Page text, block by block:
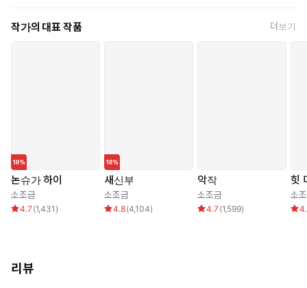
“일단 이곳에서 지내세요. 다만 하나, 명령을 따를 것이 있습니다.
작가의 대표 작품 더보기
논슈가 하이
소조금
4.7 (1,431 )
새신부
소조금
4.8(4,104)
악작
소조금
4.7 (1,599)
힛
소
리뷰